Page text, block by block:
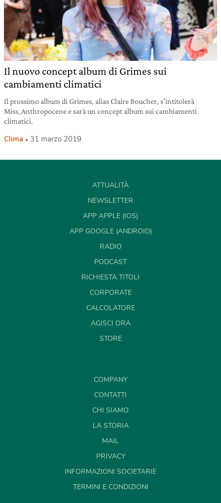
Il nuovo concept album di Grimes sui
cambiamenti climatici
Il prossimo album di Grimes, alias Claire Boucher, s’intitolerà
Miss_Anthropocene e sarà un concept album sui cambiamenti
climatici.
Clima 31 marzo 2019
ATTUALITÀ
NEWSLETTER
APP APPLE (IOS)
APP GOOGLE (ANDROID)
RADIO
PODCAST
RICHIESTA TITOLI
CORPORATE
CALCOLATORE
AGISCI ORA
STORE
COMPANY
CONTATTI
CHI SIAMO
LA STORIA
MAIL
PRIVACY
INFORMAZIONI SOCIETARIE
TERMINI E CONDIZIONI